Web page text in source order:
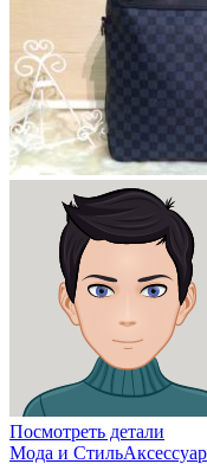
Посмотреть детали
Мода и Стиль